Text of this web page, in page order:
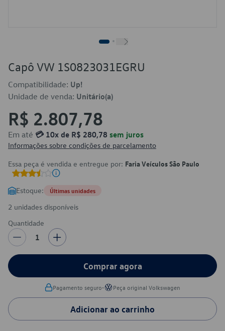
Capô VW 1S0823031EGRU
Compatibilidade: Up!
Unidade de venda: Unitário(a)
R$ 2.807,78
Em até 💳 10x de R$ 280,78 sem juros
Informações sobre condições de parcelamento
Essa peça é vendida e entregue por: Faria Veículos São Paulo
Estoque: Últimas unidades
2 unidades disponíveis
Quantidade
1
Comprar agora
Pagamento seguro• Peça original Volkswagen
Adicionar ao carrinho